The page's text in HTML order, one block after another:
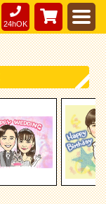
24hOK